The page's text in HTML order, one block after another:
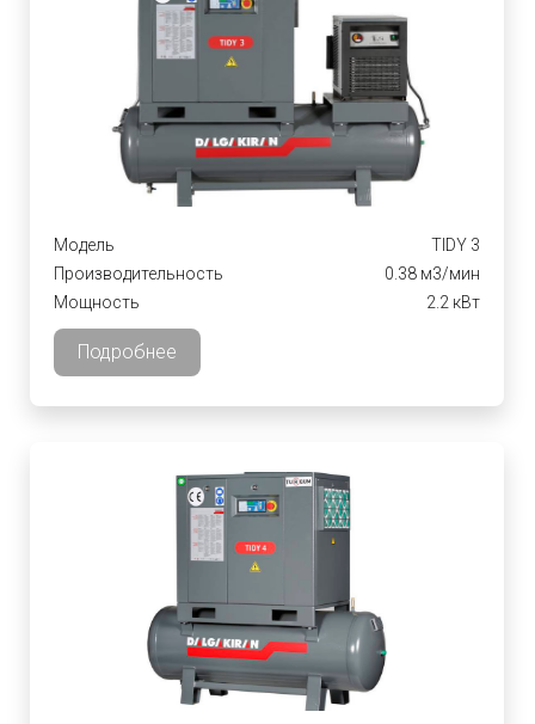
Модель
TIDY 3
Производительность
0.38 м3/мин
Мощность
2.2 кВт
Подробнее